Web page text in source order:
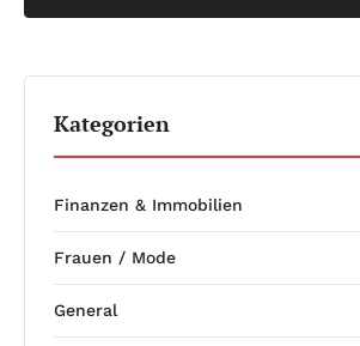
Kategorien
Finanzen & Immobilien
Frauen / Mode
General